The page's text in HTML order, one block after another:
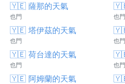
🇾🇪 薩那的天氣
也門 也門
🇾🇪 塔伊茲的天氣
也門 也門
🇾🇪 荷台達的天氣
也門 也門
🇾🇪 阿姆蘭的天氣